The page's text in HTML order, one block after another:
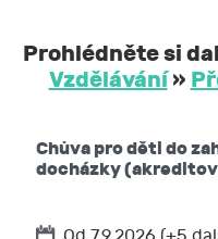
Prohlédněte si
Vzdělávání»
Chůva pro děti do
docházky